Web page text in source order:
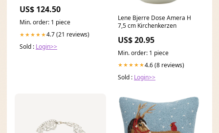
US$ 124.50
Min. order: 1 piece
★★★★★4.7 (21 reviews)
Sold : Login>>
Lene Bjerre Dose Amera H
7,5 cm Kirchenkerzen
US$ 20.95
Min. order: 1 piece
★★★★★4.6 (8 reviews)
Sold : Login>>